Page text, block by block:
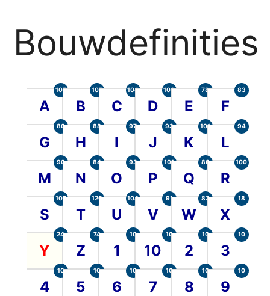
Bouwdefinities
A
105
B
107
C
104
D
100
E
78
F
83
G
86
H
88
I
97
J
93
K
101
L
94
M
90
N
84
O
93
P
101
Q
80
R
100
S
107
T
120
U
104
V
91
W
82
X
18
Y
24
Z
74
1
10
10
10
2
10
3
10
4
10
5
10
6
10
7
10
8
10
9
10